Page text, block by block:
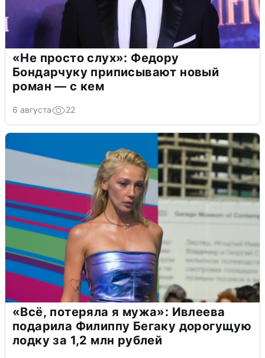
«Не просто слух»: Федору
Бондарчуку приписывают новый
роман — с кем
6 августа 22
«Всё, потеряла я мужа»: Ивлеева
подарила Филиппу Бегаку дорогущую
лодку за 1,2 млн рублей